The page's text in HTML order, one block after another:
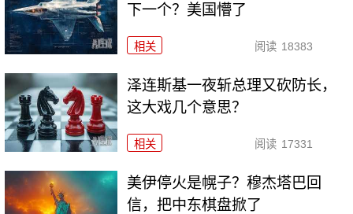
下一个？美国懵了
相关 阅读 18383
泽连斯基一夜斩总理又砍防长，
这大戏几个意思？
相关 阅读 17331
美伊停火是幌子？穆杰塔巴回
信，把中东棋盘掀了